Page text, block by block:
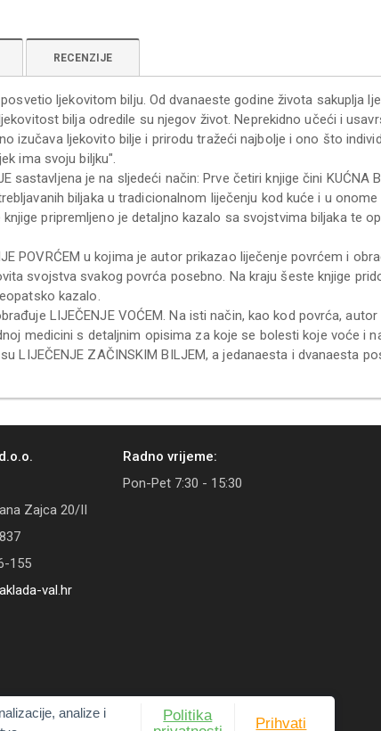
analize i
Politika
Prihvati
RECENZIJE
ljekovitom bilju. Od dvanaeste godine života sakuplja
bilja odredile su njegov život. Neprekidno učeći i
izučava ljekovito bilje i prirodu tražeći najbolje i ono što
ima svoju biljku".
sastavljena je na sljedeći način: Prve četiri knjige čini KUĆNA
biljaka u tradicionalnom liječenju kod kuće i u
pripremljeno je detaljno kazalo sa svojstvima biljaka te
POVRĆEM u kojima je autor prikazao liječenje povrćem i
svojstva svakog povrća posebno. Na kraju šeste knjige
kazalo.
LIJEČENJE VOĆEM. Na isti način, kao kod povrća,
medicini s detaljnim opisima za koje se bolesti koje voće i
LIJEČENJE ZAČINSKIM BILJEM, a jedanaesta i dvanaesta
Zajca 20/II
155
val.hr
Radno vrijeme:
Pon-Pet 7:30 - 15:30